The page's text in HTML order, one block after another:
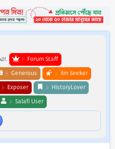
If you're in doubt ask الله.
Forum Staff
Generous
ilm Seeker
Exposer
HistoryLover
Salafi User